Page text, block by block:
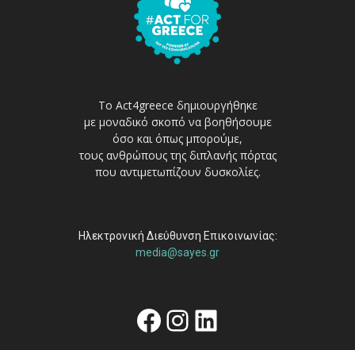
Το Act4greece δημιουργήθηκε
με μοναδικό σκοπό να βοηθήσουμε
όσο και όπως μπορούμε,
τους ανθρώπους της διπλανής πόρτας
που αντιμετωπίζουν δυσκολίες.
Ηλεκτρονική Διεύθυνση Επικοινωνίας:
media@sayes.gr
Facebook
Instagram
Linkedin